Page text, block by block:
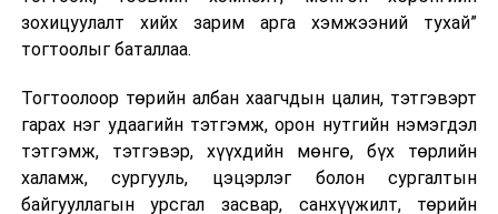
тохирлын
итгэмжлэлийн
тухай хуульд
нэмэлт,
өөрчлөлт
оруулах тухай,
хувь Францын зах зээлээс бүрддэг бөгөөд тус улсын
40–50 мянган ажлын байр эрсдэлд орж болзошгүйг
зохицуулалт хийх зарим арга хэмжээний тухай”
тогтоолыг баталлаа.
Тогтоолоор төрийн албан хаагчдын цалин, тэтгэвэрт
гарах нэг удаагийн тэтгэмж, орон нутгийн нэмэгдэл
тэтгэмж, тэтгэвэр, хүүхдийн мөнгө, бүх төрлийн
халамж, сургууль, цэцэрлэг болон сургалтын
байгууллагын урсгал засвар, санхүүжилт, төрийн